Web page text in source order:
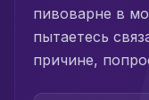
пивоварне в
пытаетесь
причине,